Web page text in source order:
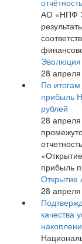
АО «НПФ
28 апреля
По
прибыль
рублей
28
прибыль
Открытие
28 апреля